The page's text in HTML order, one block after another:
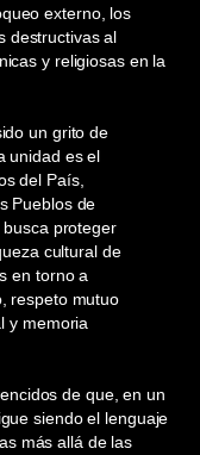
externo, los
destructivas al
y religiosas en la
un grito de
unidad es el
del País,
Pueblos de
busca proteger
cultural de
en torno a
respeto mutuo
y memoria
de que, en un
siendo el lenguaje
más allá de las